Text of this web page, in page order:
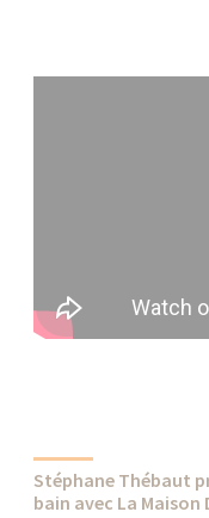
Stéphane Thébaut
bain avec La Maison